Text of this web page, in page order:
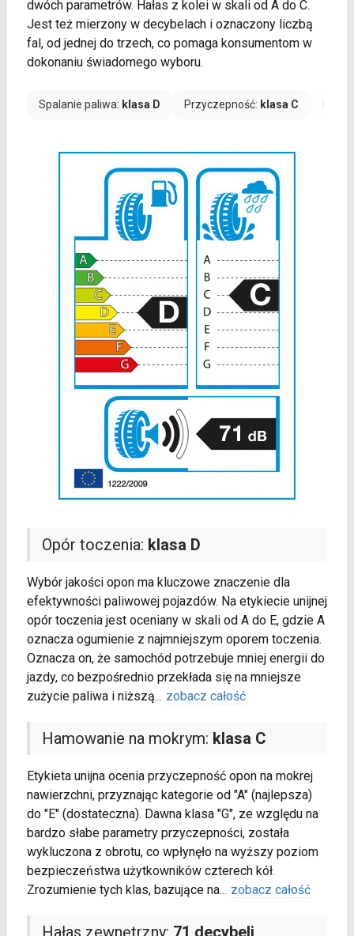
dwóch parametrów. Hałas z kolei w skali od A do C.
Jest też mierzony w decybelach i oznaczony liczbą
fal, od jednej do trzech, co pomaga konsumentom w
dokonaniu świadomego wyboru.
Spalanie paliwa: klasa D Przyczepność: klasa C
Opór toczenia: klasa D
Wybór jakości opon ma kluczowe znaczenie dla
efektywności paliwowej pojazdów. Na etykiecie unijnej
opór toczenia jest oceniany w skali od A do E, gdzie A
oznacza ogumienie z najmniejszym oporem toczenia.
Oznacza on, że samochód potrzebuje mniej energii do
jazdy, co bezpośrednio przekłada się na mniejsze
zużycie paliwa i niższą... zobacz całość
Hamowanie na mokrym: klasa C
Etykieta unijna ocenia przyczepność opon na mokrej
nawierzchni, przyznając kategorie od "A" (najlepsza)
do "E" (dostateczna). Dawna klasa "G", ze względu na
bardzo słabe parametry przyczepności, została
wykluczona z obrotu, co wpłynęło na wyższy poziom
bezpieczeństwa użytkowników czterech kół.
Zrozumienie tych klas, bazujące na... zobacz całość
Hałas zewnętrzny: 71 decybeli